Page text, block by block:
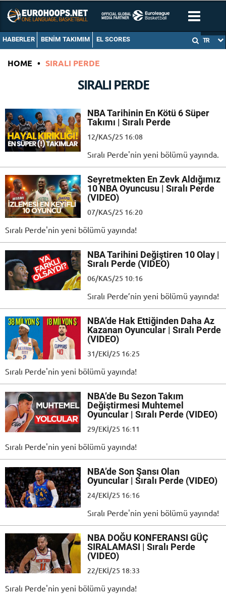
HABERLER BENIM TAKIMIM EL SCORES TR
HOME • SIRALI PERDE
SIRALI PERDE
NBA Tarihinin En Kötü 6 Süper
Takımı | Sıralı Perde
12/KAS/25 16:08
Sıralı Perde'nin yeni bölümü yayında.
Seyretmekten En Zevk Aldığımız
10 NBA Oyuncusu | Sıralı Perde
(VIDEO)
07/KAS/25 16:20
Sıralı Perde'nin yeni bölümü yayında!
NBA Tarihini Değiştiren 10 Olay |
Sıralı Perde (VIDEO)
06/KAS/25 10:16
Sıralı Perde’nin yeni bölümü yayında!
NBA’de Hak Ettiğinden Daha Az
Kazanan Oyuncular | Sıralı Perde
(VIDEO)
31/EKI/25 16:25
Sıralı Perde'nin yeni bölümü yayında!
NBA’de Bu Sezon Takım
Değiştirmesi Muhtemel
Oyuncular | Sıralı Perde (VIDEO)
29/EKI/25 16:11
Sıralı Perde'nin yeni bölümü yayında!
NBA’de Son Şansı Olan
Oyuncular | Sıralı Perde (VIDEO)
24/EKI/25 16:16
Sıralı Perde'nin yeni bölümü yayında!
NBA DOĞU KONFERANSI GÜÇ
SIRALAMASI | Sıralı Perde
(VIDEO)
22/EKI/25 18:33
Sıralı Perde'nin yeni bölümü yayında!